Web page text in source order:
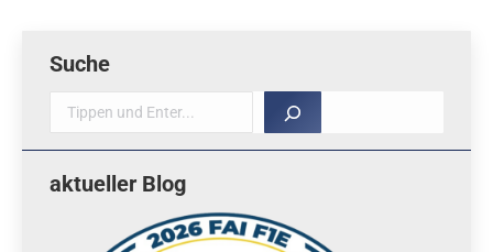
Suche
Suche
aktueller Blog